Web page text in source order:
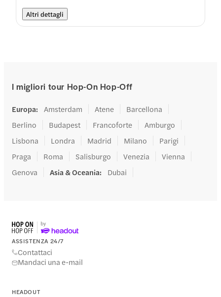
Altri dettagli
I migliori tour Hop-On Hop-Off
Europa: Amsterdam Atene
Barcellona
Berlino
Budapest Francoforte
Amburgo
Lisbona
Londra Madrid Milano
Parigi
Praga
Roma Salisburgo Venezia
Vienna
Genova
Asia & Oceania: Dubai
ASSISTENZA 24/7
Contattaci
Mandaci una e-mail
HEADOUT